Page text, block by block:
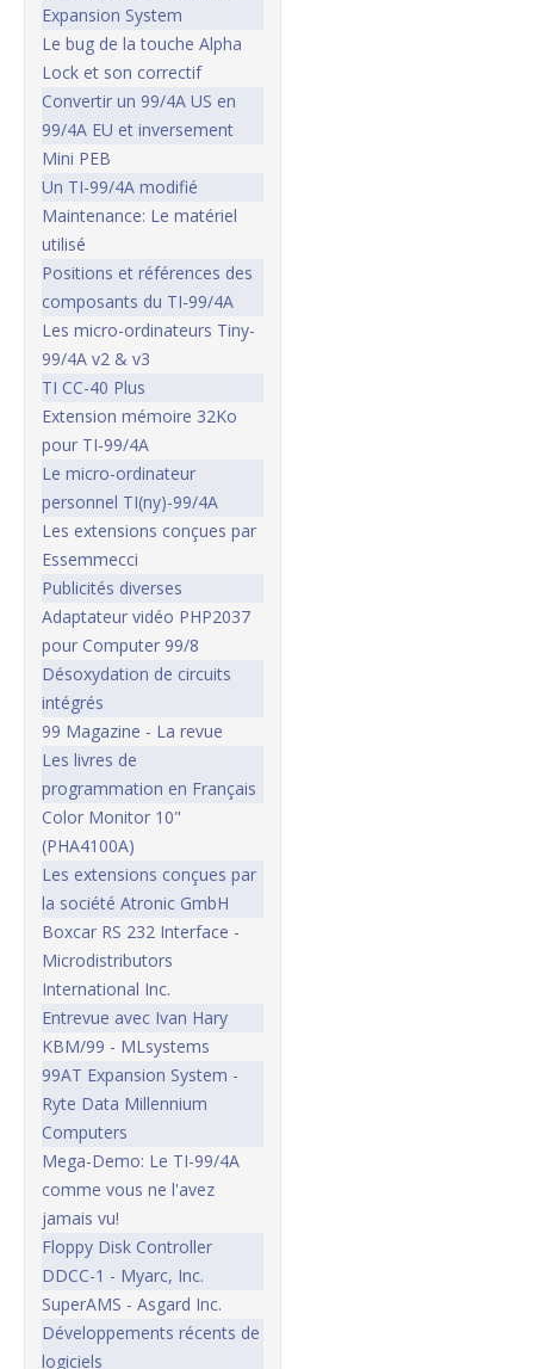
Expansion System
Le bug de la touche Alpha
Lock et son correctif
Convertir un 99/4A US en
99/4A EU et inversement
Mini PEB
Un TI-99/4A modifié
Maintenance: Le matériel
utilisé
Positions et références des
composants du TI-99/4A
Les micro-ordinateurs Tiny-
99/4A v2 & v3
TI CC-40 Plus
Extension mémoire 32Ko
pour TI-99/4A
Le micro-ordinateur
personnel TI(ny)-99/4A
Les extensions conçues par
Essemmecci
Publicités diverses
Adaptateur vidéo PHP2037
pour Computer 99/8
Désoxydation de circuits
intégrés
99 Magazine - La revue
Les livres de
programmation en Français
Color Monitor 10"
(PHA4100A)
Les extensions conçues par
la société Atronic GmbH
Boxcar RS 232 Interface -
Microdistributors
International Inc.
Entrevue avec Ivan Hary
KBM/99 - MLsystems
99AT Expansion System -
Ryte Data Millennium
Computers
Mega-Demo: Le TI-99/4A
comme vous ne l'avez
jamais vu!
Floppy Disk Controller
DDCC-1 - Myarc, Inc.
SuperAMS - Asgard Inc.
Développements récents de
logiciels